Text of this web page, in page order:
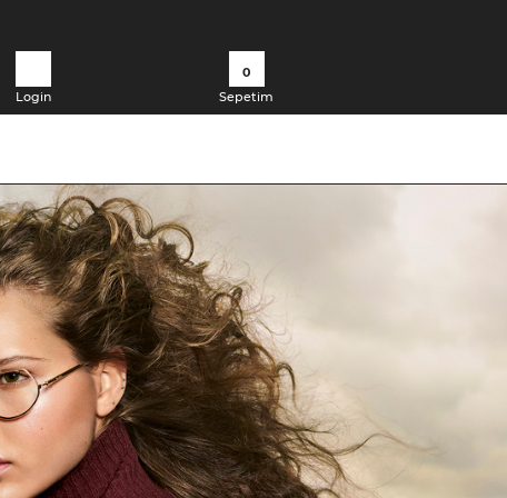
Login
0
Sepetim